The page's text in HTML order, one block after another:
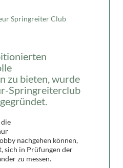
Springreiter Club
zu bieten, wurde
Springreiterclub
nachgehen können,
sich in Prüfungen der
zu messen.